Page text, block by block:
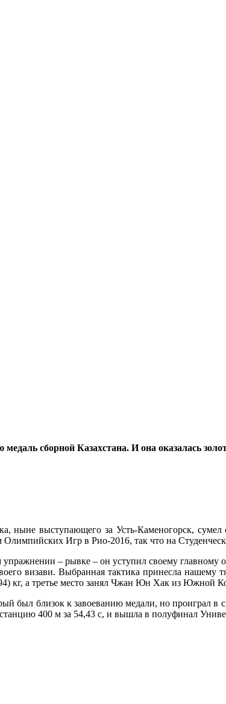
сборной Казахстана. И она оказалась
ныне выступающего за Усть-Каменогорск,
Игр в Рио-2016, так что на
упражнении – рывке – он уступил своему
визави. Выбранная тактика принесла нашему
кг, а третье место занял Чжан Юн Хак из Южной
близок к завоеванию медали, но проиграл в
400 м за 54,43 с, и вышла в полуфинал